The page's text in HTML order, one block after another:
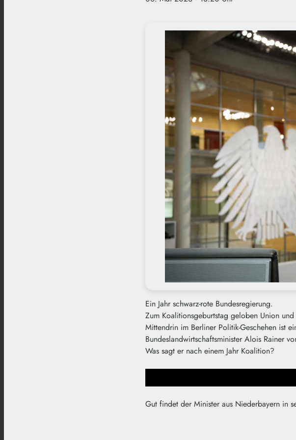
Ein Jahr schwarz-rote Bundesregierung.
Zum Koalitionsgeburtstag geloben Union
Mittendrin im Berliner Politik-Geschehen ist
Bundeslandwirtschaftsminister Alois Rainer
Was sagt er nach einem Jahr Koalition?
Gut findet der Minister aus Niederbayern in